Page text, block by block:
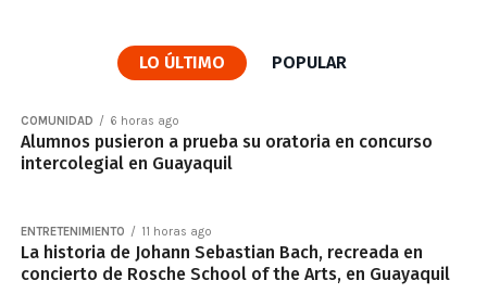
LO ÚLTIMO POPULAR
COMUNIDAD 6 horas ago
Alumnos pusieron a prueba su oratoria en concurso
intercolegial en Guayaquil
ENTRETENIMIENTO 11 horas ago
La historia de Johann Sebastian Bach, recreada en
concierto de Rosche School of the Arts, en Guayaquil